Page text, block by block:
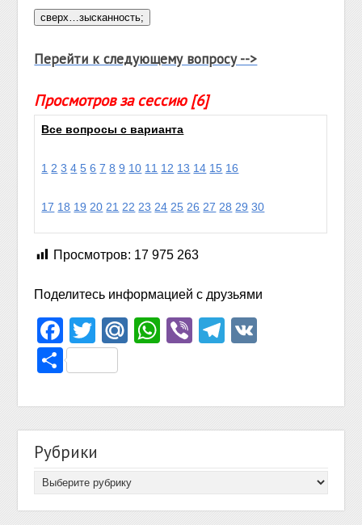
Перейти к следующему вопросу -->
Просмотров за сессию [6]
Все вопросы с варианта
1 2 3 4 5 6 7 8 9 10 11 12 13 14 15 16
17 18 19 20 21 22 23 24 25 26 27 28 29 30
Просмотров: 17 975 263
Поделитесь информацией с друзьями
Facebook
TwitterMail.Ru
WhatsApp
ViberTelegram
Отправить
Рубрики